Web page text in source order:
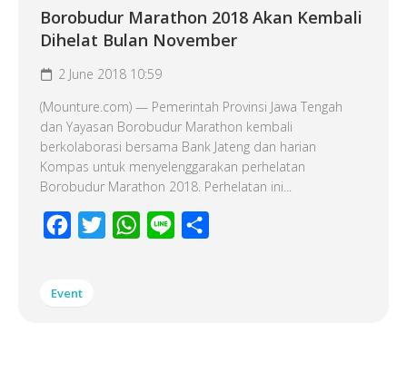
Borobudur Marathon 2018 Akan Kembali
Dihelat Bulan November
2 June 2018 10:59
(Mounture.com) — Pemerintah Provinsi Jawa Tengah
dan Yayasan Borobudur Marathon kembali
berkolaborasi bersama Bank Jateng dan harian
Kompas untuk menyelenggarakan perhelatan
Borobudur Marathon 2018. Perhelatan ini...
Facebook
Twitter WhatsApp
Line
Event